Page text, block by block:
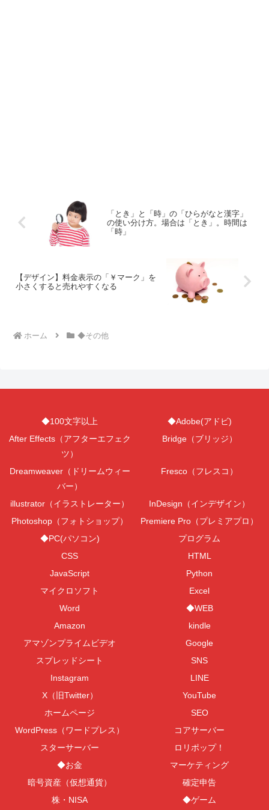
「とき」と「時」の「ひらがなと漢字」
の使い分け方。場合は「とき」。時間は
「時」
【デザイン】料金表示の「￥マーク」を
小さくすると売れやすくなる
ホーム ◆その他
◆100文字以上
◆Adobe(アドビ)
After Effects（アフターエフェク
ツ）
Bridge（ブリッジ）
Dreamweaver（ドリームウィー
バー）
Fresco（フレスコ）
illustrator（イラストレーター）
InDesign（インデザイン）
Photoshop（フォトショップ）
Premiere Pro（プレミアプロ）
◆PC(パソコン)
プログラム
CSS
HTML
JavaScript
Python
マイクロソフト
Excel
Word
◆WEB
Amazon
kindle
アマゾンプライムビデオ
Google
スプレッドシート
SNS
Instagram
LINE
X（旧Twitter）
YouTube
ホームページ
SEO
WordPress（ワードプレス）
コアサーバー
スターサーバー
ロリポップ！
◆お金
マーケティング
暗号資産（仮想通貨）
確定申告
株・NISA
◆ゲーム